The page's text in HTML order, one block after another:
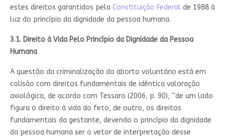
estes direitos garantidos pela Constituição Federalde 1988 à
luz do princípio da dignidade da pessoa humana.
3.1. Direito à Vida Pelo Princípio da Dignidade da Pessoa
Humana
A questão da criminalização do aborto voluntário está em
colisão com direitos fundamentais de idêntica valoração
axiológica, de acordo com Tessaro (2006, p. 90), “de um lado
figura o direito à vida do feto, de outro, os direitos
fundamentais da gestante, devendo o princípio da dignidade
da pessoa humana ser o vetor de interpretação desse